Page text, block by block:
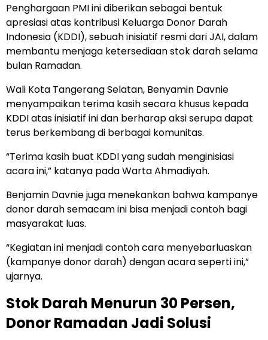
Penghargaan PMI ini diberikan sebagai bentuk
apresiasi atas kontribusi Keluarga Donor Darah
Indonesia (KDDI), sebuah inisiatif resmi dari JAI, dalam
membantu menjaga ketersediaan stok darah selama
bulan Ramadan.
Wali Kota Tangerang Selatan, Benyamin Davnie
menyampaikan terima kasih secara khusus kepada
KDDI atas inisiatif ini dan berharap aksi serupa dapat
terus berkembang di berbagai komunitas.
“Terima kasih buat KDDI yang sudah menginisiasi
acara ini,” katanya pada Warta Ahmadiyah.
Benjamin Davnie juga menekankan bahwa kampanye
donor darah semacam ini bisa menjadi contoh bagi
masyarakat luas.
“Kegiatan ini menjadi contoh cara menyebarluaskan
(kampanye donor darah) dengan acara seperti ini,”
ujarnya.
Stok Darah Menurun 30 Persen,
Donor Ramadan Jadi Solusi